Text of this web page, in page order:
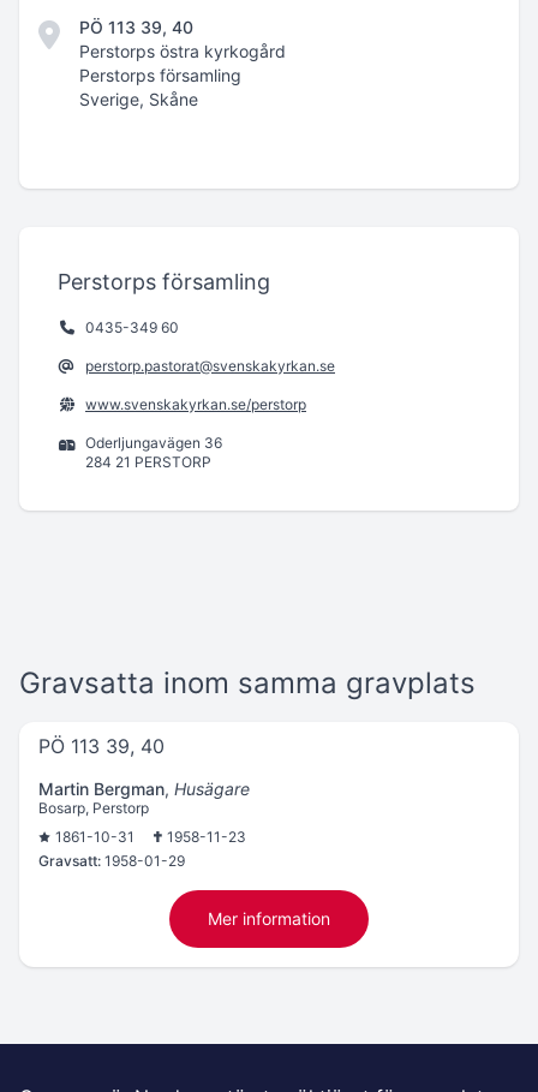
PÖ 113 39, 40
Perstorps östra kyrkogård
Perstorps församling
Sverige, Skåne
Perstorps församling
0435-349 60
perstorp.pastorat@svenskakyrkan.se
www.svenskakyrkan.se/perstorp
Oderljungavägen 36
284 21 PERSTORP
Gravsatta inom samma gravplats
PÖ 113 39, 40
Martin Bergman, Husägare
Bosarp, Perstorp
1861-10-31
1958-11-23
Gravsatt: 1958-01-29
Mer information